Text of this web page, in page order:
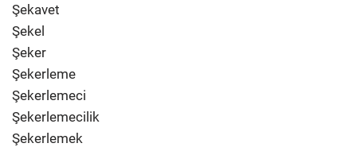
Şekavet
Şekel
Şeker
Şekerleme
Şekerlemeci
Şekerlemecilik
Şekerlemek